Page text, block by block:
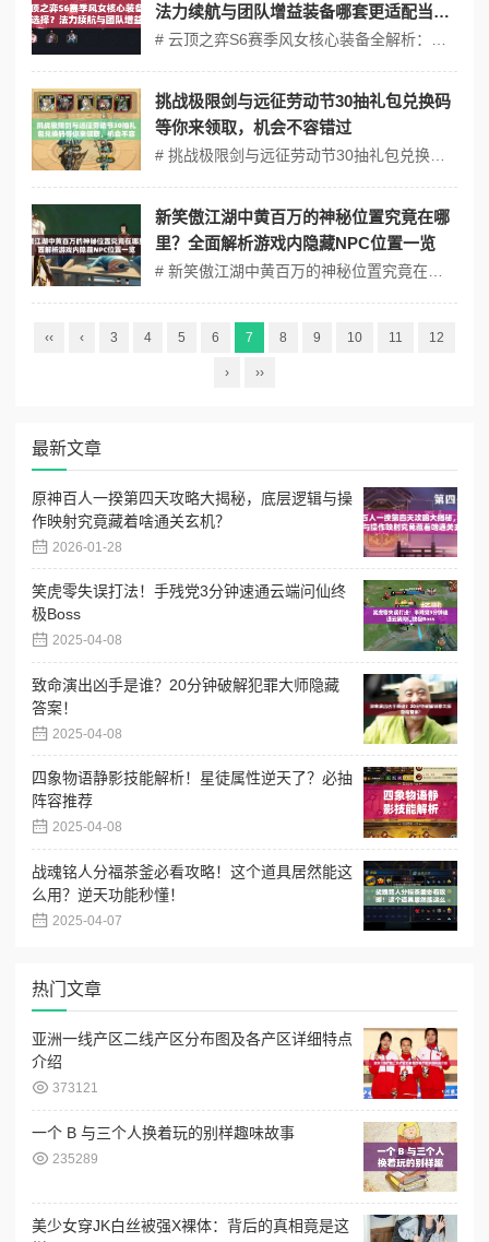
法力续航与团队增益装备哪套更适配当前
版本？
挑战极限剑与远征劳动节30抽礼包兑换码
等你来领取，机会不容错过
新笑傲江湖中黄百万的神秘位置究竟在哪
里？全面解析游戏内隐藏NPC位置一览
‹‹ ‹ 3 4 5 6 7 8 9 10 11 12
› ››
最新文章
原神百人一揆第四天攻略大揭秘，底层逻辑与操
作映射究竟藏着啥通关玄机？
2026-01-28
笑虎零失误打法！手残党3分钟速通云端问仙终
极Boss
2025-04-08
致命演出凶手是谁？20分钟破解犯罪大师隐藏
答案！
2025-04-08
四象物语静影技能解析！星徒属性逆天了？必抽
阵容推荐
2025-04-08
战魂铭人分福茶釜必看攻略！这个道具居然能这
么用？逆天功能秒懂！
2025-04-07
热门文章
亚洲一线产区二线产区分布图及各产区详细特点
介绍
373121
一个 B 与三个人换着玩的别样趣味故事
235289
美少女穿JK白丝被强X裸体：背后的真相竟是这